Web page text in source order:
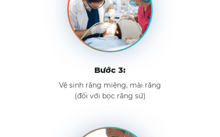
Bước 3:
Vệ sinh răng miệng, mài răng
(đối với bọc răng sứ)